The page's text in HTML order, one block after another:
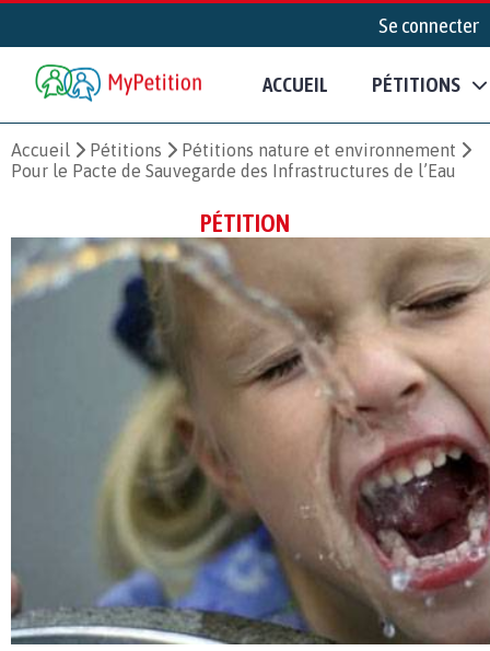
Se connecter
ACCUEIL PÉTITIONS
Accueil Pétitions
Pétitions nature et environnement
Pour le Pacte de Sauvegarde des Infrastructures de l’Eau
PÉTITION